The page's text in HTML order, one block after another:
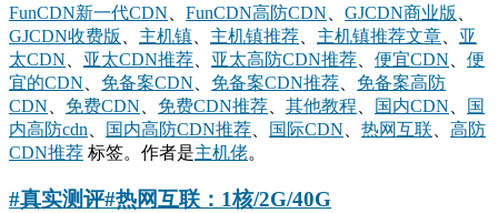
FunCDN新一代CDN
FunCDN高防CDN GJCDN商业版
GJCDN收费版
主机镇 主机镇推荐 主机镇推荐文章
亚
太CDN
亚太CDN推荐 亚太高防CDN推荐 便宜CDN
便
宜的CDN
免备案CDN 免备案CDN推荐
免备案高防
CDN
免费CDN 免费CDN推荐 其他教程 国内CDN
国
内高防cdn
国内高防CDN推荐 国际CDN 热网互联
高防
CDN推荐 标签。 作者是主机佬。
#真实测评#热网互联：1核/2G/40G